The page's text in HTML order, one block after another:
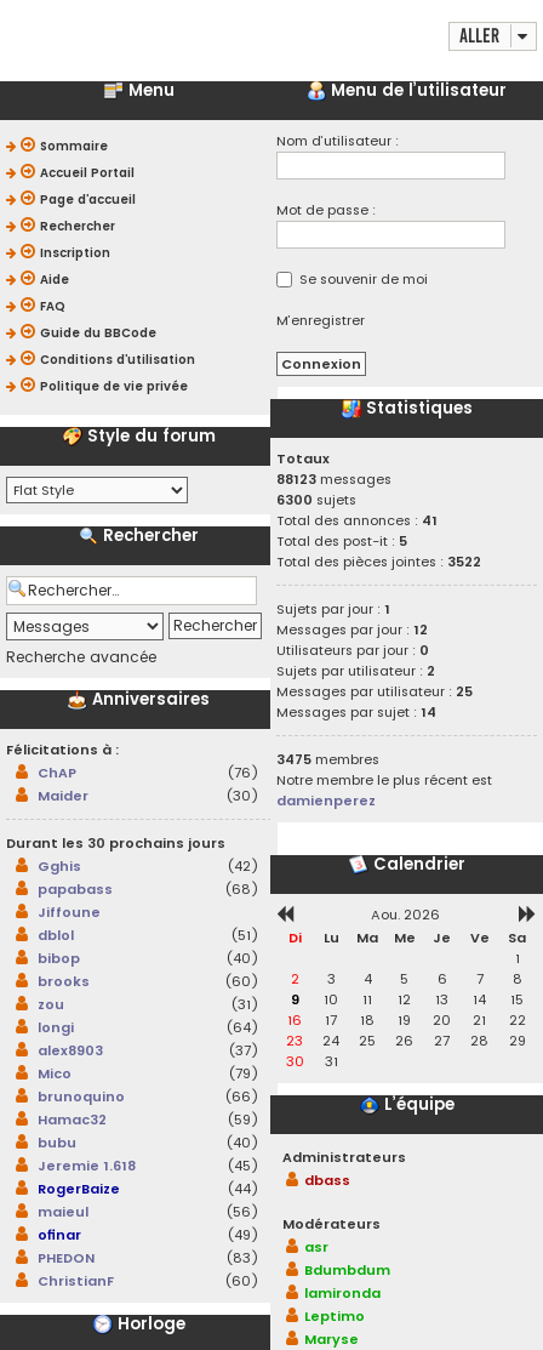
Aller
Menu
Sommaire
Accueil Portail
Page d’accueil
Rechercher
Inscription
Aide
FAQ
Guide du BBCode
Conditions d’utilisation
Politique de vie privée
Style du forum
Rechercher
Recherche avancée
Anniversaires
Félicitations à :
ChAP
(76)
Maider
(30)
Durant les 30 prochains jours
Gghis
(42)
papabass
(68)
Jiffoune
dblol
(51)
bibop
(40)
brooks
(60)
zou
(31)
longi
(64)
alex8903
(37)
Mico
(79)
brunoquino
(66)
Hamac32
(59)
bubu
(40)
Jeremie 1.618
(45)
RogerBaize
(44)
maieul
(56)
ofinar
(49)
PHEDON
(83)
ChristianF
(60)
Horloge
Menu de l’utilisateur
Nom d’utilisateur :
Mot de passe :
Se souvenir de moi
M’enregistrer
Statistiques
Totaux
88123 messages
6300 sujets
Total des annonces : 41
Total des post-it : 5
Total des pièces jointes : 3522
Sujets par jour :1
Messages par jour :12
Utilisateurs par jour : 0
Sujets par utilisateur : 2
Messages par utilisateur : 25
Messages par sujet :14
3475 membres
Notre membre le plus récent est
damienperez
Calendrier
Aou. 2026
Di
Lu Ma Me Je Ve
Sa
1
2
3 4 5 6 7
8
9
10 11 12 13 14
15
16
17 18 19 20 21
22
23
24 25 26 27 28
29
30
31
L’équipe
Administrateurs
dbass
Modérateurs
asr
Bdumbdum
lamironda
Leptimo
Maryse